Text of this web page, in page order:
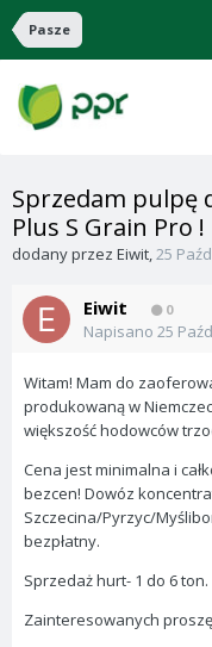
Pasze
Sprzedam pulpę
Plus S Grain Pro !
dodany przez Eiwit,25
Eiwit 0
Napisano 25
Witam! Mam do
produkowaną w
większość hodowców
Cena jest minimalna i
bezcen! Dowóz
Szczecina/Pyrzyc/
bezpłatny.
Sprzedaż hurt- 1 do 6 ton.
Zainteresowanych